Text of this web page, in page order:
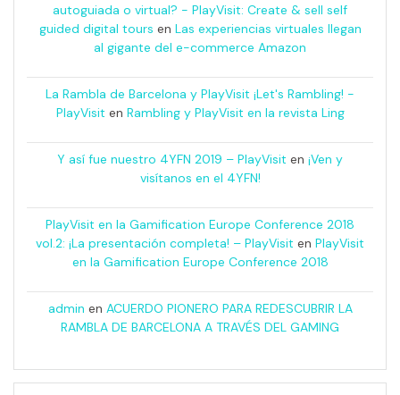
autoguiada o virtual? - PlayVisit: Create & sell self
guided digital tours en Las experiencias virtuales llegan
al gigante del e-commerce Amazon
La Rambla de Barcelona y PlayVisit ¡Let's Rambling! -
PlayVisit en Rambling y PlayVisit en la revista Ling
Y así fue nuestro 4YFN 2019 – PlayVisit en ¡Ven y
visítanos en el 4YFN!
PlayVisit en la Gamification Europe Conference 2018
vol.2: ¡La presentación completa! – PlayVisit en PlayVisit
en la Gamification Europe Conference 2018
admin en ACUERDO PIONERO PARA REDESCUBRIR LA
RAMBLA DE BARCELONA A TRAVÉS DEL GAMING